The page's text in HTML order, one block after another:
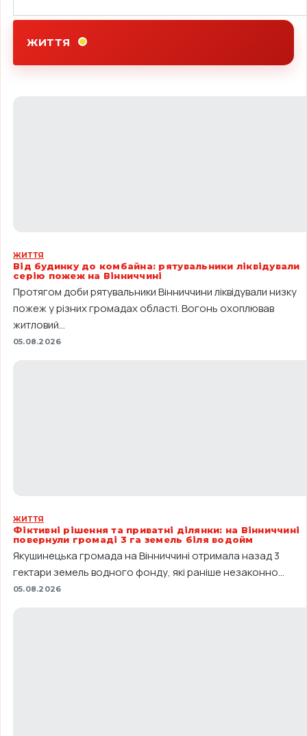
ЖИТТЯ
ЖИТТЯ
Від будинку до комбайна: рятувальники ліквідували
серію пожеж на Вінниччині
Протягом доби рятувальники Вінниччини ліквідували низку
пожеж у різних громадах області. Вогонь охоплював
житловий...
05.08.2026
ЖИТТЯ
Фіктивні рішення та приватні ділянки: на Вінниччині
повернули громаді 3 га земель біля водойм
Якушинецька громада на Вінниччині отримала назад 3
гектари земель водного фонду, які раніше незаконно...
05.08.2026